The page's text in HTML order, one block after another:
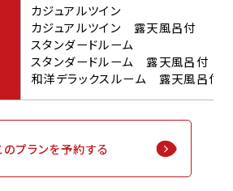
カジュアルツイン
カジュアルツイン 露天風呂付
スタンダードルーム
スタンダードルーム 露天風呂付
和洋デラックスルーム 露天風呂付
のプランを予約する